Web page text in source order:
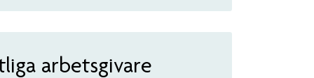
arbetsgivare